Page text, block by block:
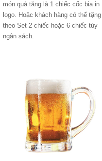
món quà tặng là 1 chiếc cốc bia in
logo. Hoặc khách hàng có thể tặng
theo Set 2 chiếc hoặc 6 chiếc tùy
ngân sách.